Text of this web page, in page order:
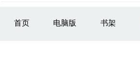
首页 电脑版 书架